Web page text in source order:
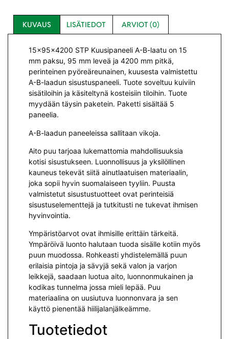
KUVAUS LISÄTIEDOT ARVIOT (0)
15x95x4200 STP Kuusipaneeli A-B-laatu on 15
mm paksu, 95 mm leveä ja 4200 mm pitkä,
perinteinen pyöreäreunainen, kuusesta valmistettu
A-B-laadun sisustuspaneeli. Tuote soveltuu kuiviin
sisätiloihin ja käsiteltynä kosteisiin tiloihin. Tuote
myydään täysin paketein. Paketti sisältää 5
paneelia.
A-B-laadun paneeleissa sallitaan vikoja.
Aito puu tarjoaa lukemattomia mahdollisuuksia
kotisi sisustukseen. Luonnollisuus ja yksilöllinen
kauneus tekevät siitä ainutlaatuisen materiaalin,
joka sopii hyvin suomalaiseen tyyliin. Puusta
valmistetut sisustustuotteet ovat perinteisiä
sisustuselementtejä ja tutkitusti ne tukevat ihmisen
hyvinvointia.
Ympäristöarvot ovat ihmisille erittäin tärkeitä.
Ympäröivä luonto halutaan tuoda sisälle kotiin myös
puun muodossa. Rohkeasti yhdistelemällä puun
erilaisia pintoja ja sävyjä sekä valon ja varjon
leikkejä, saadaan luotua aito, luonnonmukainen ja
kodikas tunnelma jossa mieli lepää. Puu
materiaalina on uusiutuva luonnonvara ja sen
käyttö pienentää hiilijalanjälkeämme.
Tuotetiedot